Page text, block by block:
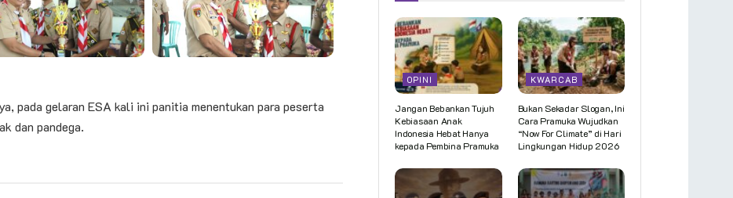
pada gelaran ESA kali ini panitia menentukan para peserta
dan pandega.
OPINI
Jangan Bebankan Tujuh
Kebiasaan Anak
Indonesia Hebat Hanya
kepada Pembina Pramuka
KWARCAB
Bukan Sekadar Slogan, Ini
Cara Pramuka Wujudkan
“Now For Climate” di Hari
Lingkungan Hidup 2026